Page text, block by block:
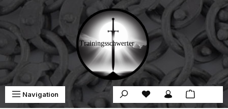
Zum Hauptinhalt springen
Navigation Du hast 0 Produkte auf